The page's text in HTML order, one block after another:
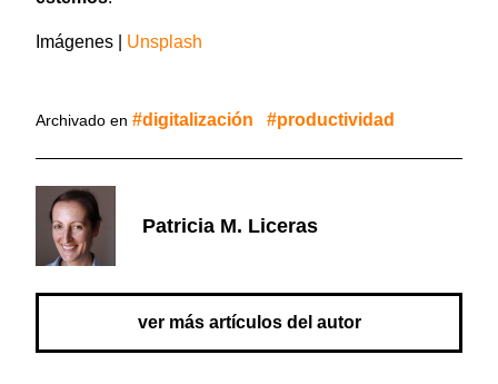
Imágenes | Unsplash
Archivado en digitalización productividad
Patricia M. Liceras
ver más artículos del autor